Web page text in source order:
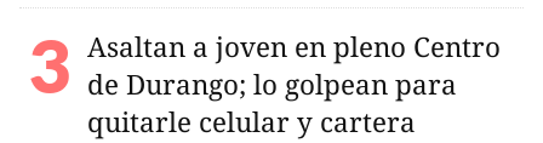
Asaltan a joven en pleno Centro
de Durango; lo golpean para
quitarle celular y cartera